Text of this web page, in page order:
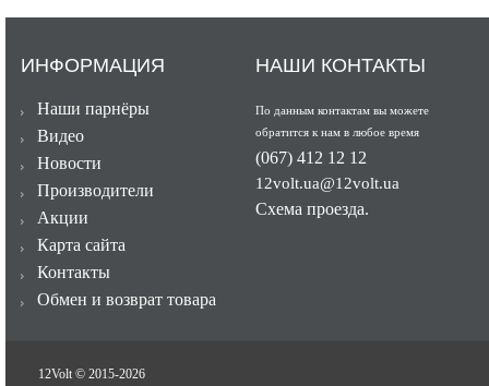
ИНФОРМАЦИЯ
Наши парнёры
Видео
Новости
Производители
Акции
Карта сайта
Контакты
Обмен и возврат товара
НАШИ КОНТАКТЫ
По данным контактам вы можете
обратится к нам в любое время
(067) 412 12 12
12volt.ua@12volt.ua
Схема проезда.
12Volt © 2015-2026